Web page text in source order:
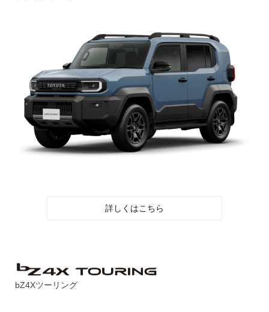
詳しくはこちら
bZ4Xツーリング